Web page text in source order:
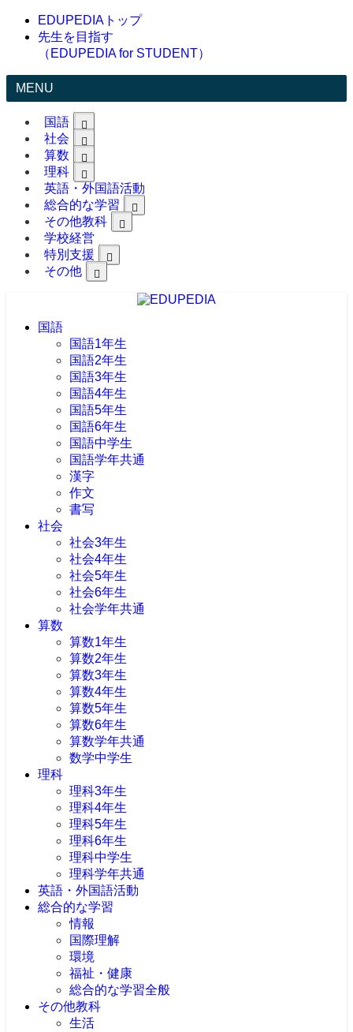
EDUPEDIAトップ
先生を目指す
（EDUPEDIA for STUDENT）
MENU
国語
社会
算数
理科
英語・外国語活動
総合的な学習
その他教科
学校経営
特別支援
その他
国語
国語1年生
国語2年生
国語3年生
国語4年生
国語5年生
国語6年生
国語中学生
国語学年共通
漢字
作文
書写
社会
社会3年生
社会4年生
社会5年生
社会6年生
社会学年共通
算数
算数1年生
算数2年生
算数3年生
算数4年生
算数5年生
算数6年生
算数学年共通
数学中学生
理科
理科3年生
理科4年生
理科5年生
理科6年生
理科中学生
理科学年共通
英語・外国語活動
総合的な学習
情報
国際理解
環境
福祉・健康
総合的な学習全般
その他教科
生活